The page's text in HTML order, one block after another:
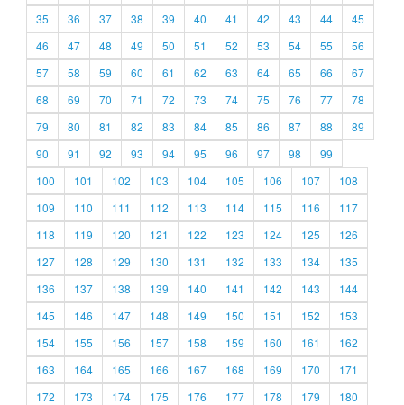
35
36 37 38 39 40 41 42 43 44
45
46
47 48 49 50 51 52 53 54 55
56
57
58 59 60 61 62 63 64 65 66
67
68
69 70 71 72 73 74 75 76 77
78
79
80 81 82 83 84 85 86 87 88
89
90
91 92 93 94 95 96 97 98
99
100
101 102 103 104 105 106 107
108
109
110 111 112 113 114 115 116
117
118
119 120 121 122 123 124 125
126
127
128 129 130 131 132 133 134
135
136
137 138 139 140 141 142 143
144
145
146 147 148 149 150 151 152
153
154
155 156 157 158 159 160 161
162
163
164 165 166 167 168 169 170
171
172
173 174 175 176 177 178 179
180